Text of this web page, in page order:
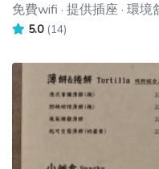
免費wifi · 提供插座 · 環境
5.0 (14)